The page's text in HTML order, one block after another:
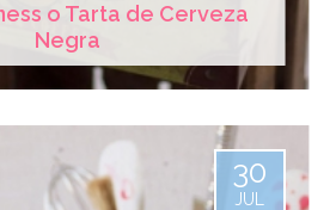
o Tarta de Cerveza
Negra
30
JUL